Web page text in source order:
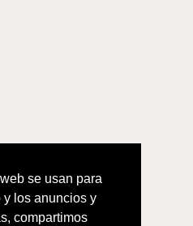
se usan para
los anuncios y
compartimos